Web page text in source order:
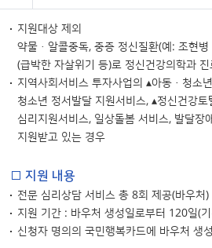
지원대상 제외
약물ㆍ알콜중독, 중증 정신질환(예: 조현병
(급박한 자살위기 등)로 정신건강의학과
지역사회서비스 투자사업의 ▴아동·청소
청소년 정서발달 지원서비스, ▴정신건강토
심리지원서비스, 일상돌봄 서비스, 발달장
지원받고 있는 경우
□ 지원 내용
전문 심리상담 서비스 총 8회 제공(바우처)
지원 기간 : 바우처 생성일로부터 120일(
신청자 명의의 국민행복카드에 바우처 생성